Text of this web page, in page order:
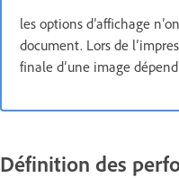
les options d’affichage
document. Lors de
finale d’une image
Définition des